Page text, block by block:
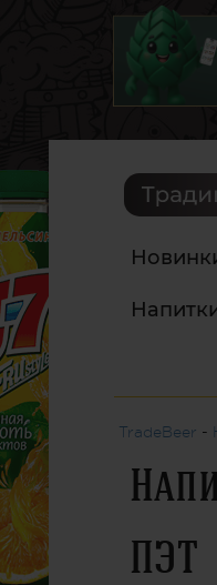
TradeBeer -
ПЭТ